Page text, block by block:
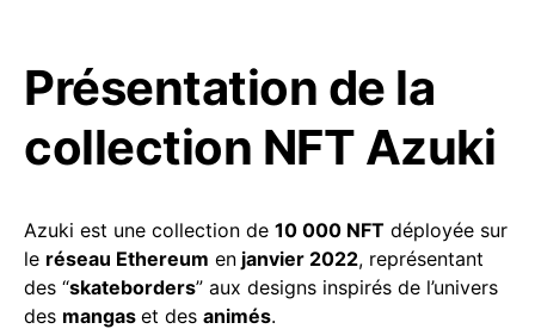
Présentation de la
collection NFT Azuki
Azuki est une collection de 10 000 NFT déployée sur
le réseau Ethereum en janvier 2022, représentant
des “skateborders” aux designs inspirés de l’univers
des mangas et des animés.